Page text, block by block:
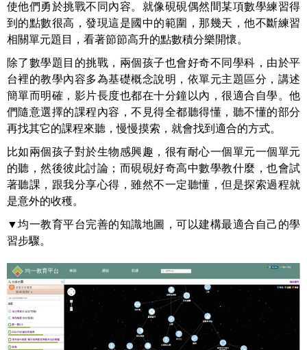
使他們勇於挑戰不同內容。就像硯硯偶然間某項數學練習得
到的點數很高，發現這是國中的範圍，那幾天，他不斷練習
相關單元題目，看著節節高升的點數積分樂開懷。
除了數學題目的挑戰，兩個孩子也會好奇不同學科，由於平
台裡的教學內容多為基礎概念說明，依單元主題區分，講述
簡單而明確，影片長度也都在十分鐘以內，很適合自學。他
們隨意選擇的課程內容，不見得全都聽得懂，聽不懂的部分
再找其它的課程來聽，慢慢摸索，就會找到適合的方式。
比如兩個孩子對於生物感興趣，很有耐心一個單元一個單元
的聽，然後彼此討論；而硯硯好奇高中數學教什麼，也會試
著聽課，跟我分享心得，雖然不一定聽懂，但是探索過程就
是意外的收穫。
▼均一教育平台完善的知識地圖，可以建構最適合自己的學
習步驟。